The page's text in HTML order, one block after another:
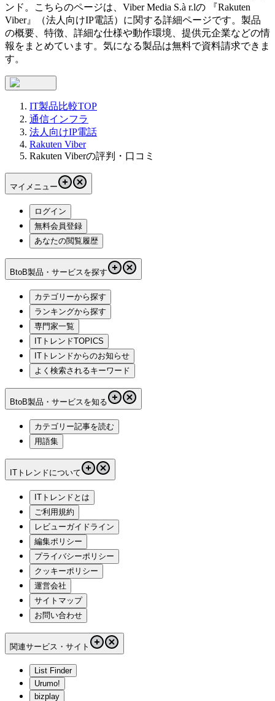
ンド。こちらのページは、 Viber Media S.à r.lの 『Rakuten
Viber』（法人向けIP電話）に関する詳細ページです。製品
の概要、特徴、詳細な仕様や動作環境、提供元企業などの情
報をまとめています。気になる製品は無料で資料請求できま
す。
IT製品比較TOP
通信インフラ
法人向けIP電話
Rakuten Viber
Rakuten Viberの評判・口コミ
マイメニュー
ログイン
無料会員登録
あなたの閲覧履歴
BtoB製品・サービスを探す
カテゴリーから探す
ランキングから探す
専門家一覧
ITトレンドTOPICS
ITトレンドからのお知らせ
よく検索されるキーワード
BtoB製品・サービスを知る
カテゴリー記事を読む
用語集
ITトレンドについて
ITトレンドとは
ご利用規約
レビューガイドライン
編集ポリシー
プライバシーポリシー
クッキーポリシー
運営会社
サイトマップ
お問い合わせ
関連サービス・サイト
List Finder
Urumo!
bizplay